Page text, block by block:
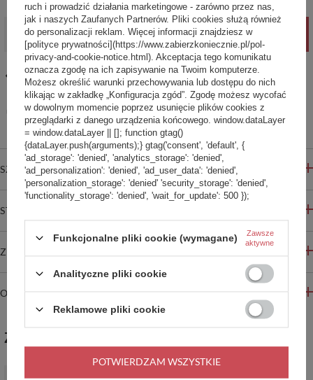
+ DODAJ DO KOSZYKA
14dni na łatwy zwrot
Ten produkt nie jest dostępny w sklepie stacjonarnym
Bezpieczne zakupy
SZCZEGÓŁOWE INFORMACJE
STREFA REKOMENDACJI
ZADAJ PYTANIE
OPINIE
ZABIERZ JESZCZE :)
ruch i prowadzić działania marketingowe - zarówno przez nas,
jak i naszych Zaufanych Partnerów. Pliki cookies służą również
do personalizacji reklam. Więcej informacji znajdziesz w
[polityce prywatności](https://www.zabierzkoniecznie.pl/pol-
privacy-and-cookie-notice.html). Akceptacja tego komunikatu
oznacza zgodę na ich zapisywanie na Twoim komputerze.
Możesz określić warunki przechowywania lub dostępu do nich
klikając w zakładkę „Konfiguracja zgód”. Zgodę możesz wycofać
w dowolnym momencie poprzez usunięcie plików cookies z
przeglądarki z danego urządzenia końcowego. window.dataLayer
= window.dataLayer || []; function gtag()
{dataLayer.push(arguments);} gtag('consent', 'default', {
'ad_storage': 'denied', 'analytics_storage': 'denied',
'ad_personalization': 'denied', 'ad_user_data': 'denied',
'personalization_storage': 'denied' 'security_storage': 'denied',
'functionality_storage': 'denied', 'wait_for_update': 500 });
Funkcjonalne pliki cookie (wymagane)
Zawsze
aktywne
Analityczne pliki cookie
Reklamowe pliki cookie
POTWIERDZAM WSZYSTKIE